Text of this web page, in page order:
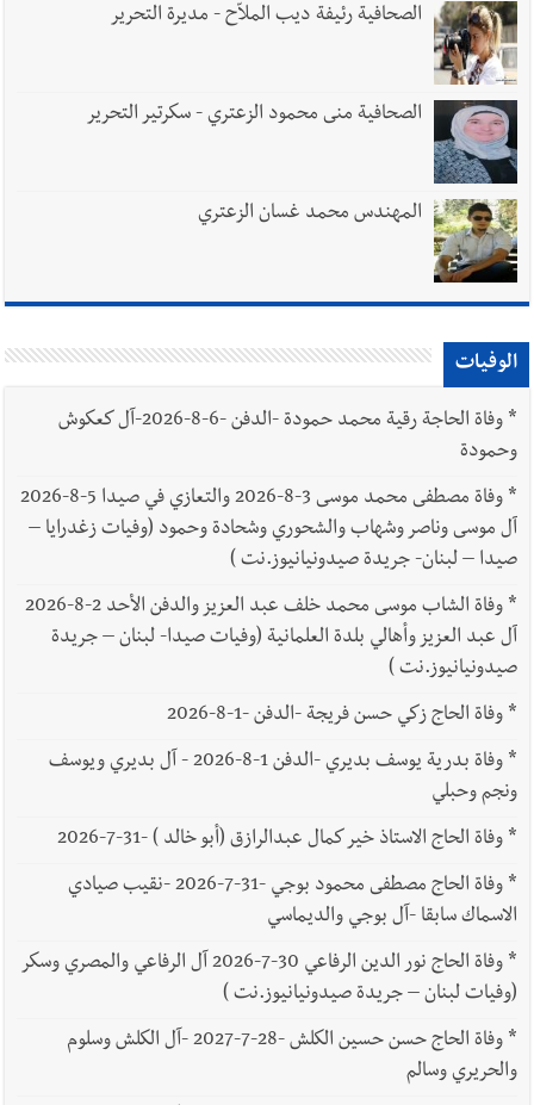
الصحافية رئيفة ديب الملاّح - مديرة التحرير
الصحافية منى محمود الزعتري - سكرتير التحرير
المهندس محمد غسان الزعتري
الوفيات
*
وفاة الحاجة رقية محمد حمودة -الدفن -6-8-2026-آل كعكوش
وحمودة
*
وفاة مصطفى محمد موسى 3-8-2026 والتعازي في صيدا 5-8-2026
آل موسى وناصر وشهاب والشحوري وشحادة وحمود (وفيات زغدرايا –
صيدا – لبنان- جريدة صيدونيانيوز.نت )
*
وفاة الشاب موسى محمد خلف عبد العزيز والدفن الأحد 2-8-2026
آل عبد العزيز وأهالي بلدة العلمانية (وفيات صيدا- لبنان – جريدة
صيدونيانيوز.نت )
*وفاة الحاج زكي حسن فريجة -الدفن -1-8-2026
*
وفاة بدرية يوسف بديري -الدفن 1-8-2026 - آل بديري ويوسف
ونجم وحبلي
*وفاة الحاج الاستاذ خير كمال عبدالرازق (أبو خالد ) -31-7-2026
*
وفاة الحاج مصطفى محمود بوجي -31-7-2026 -نقيب صيادي
الاسماك سابقا -آل بوجي والديماسي
*
وفاة الحاج نور الدين الرفاعي 30-7-2026 آل الرفاعي والمصري وسكر
(وفيات لبنان – جريدة صيدونيانيوز.نت )
*
وفاة الحاج حسن حسين الكلش -28-7-2027 -آل الكلش وسلوم
والحريري وسالم